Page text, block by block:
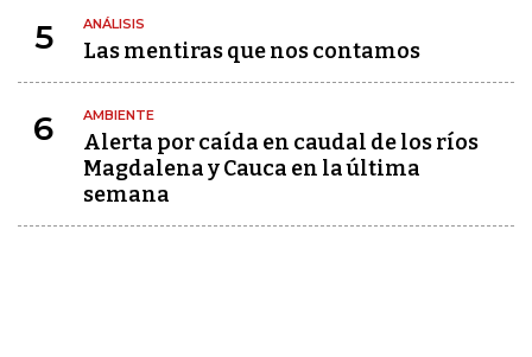
5 ANÁLISIS
Las mentiras que nos contamos
6 AMBIENTE
Alerta por caída en caudal de los ríos
Magdalena y Cauca en la última
semana